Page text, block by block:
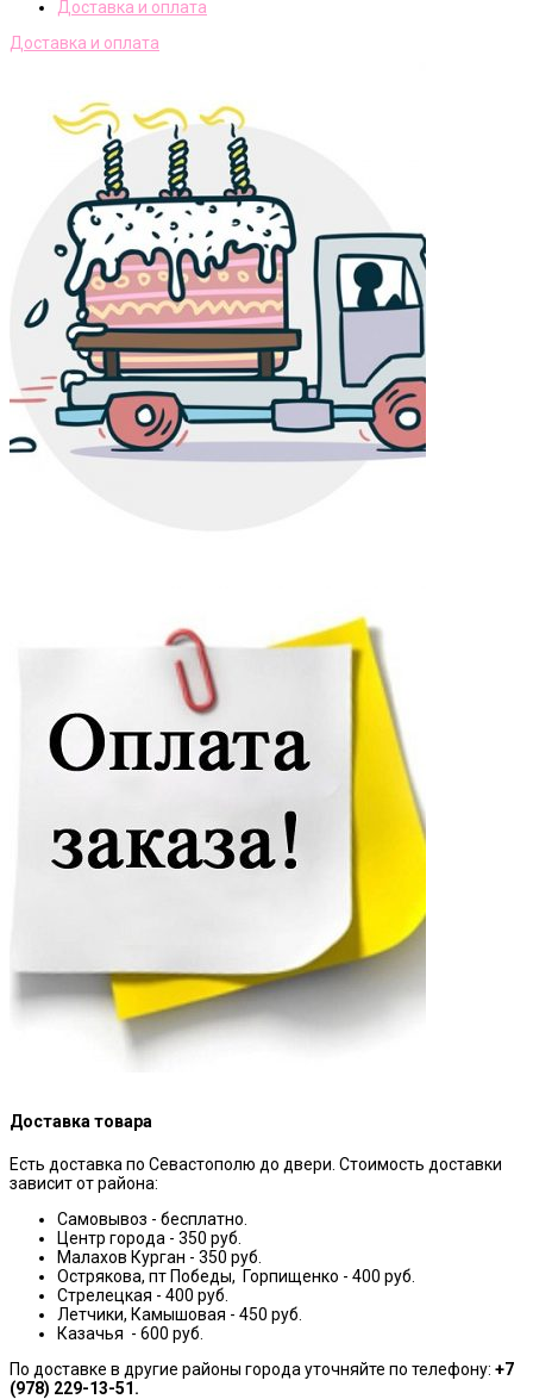
Доставка и оплата
Доставка и оплата
Доставка товара
Есть доставка по Севастополю до двери. Стоимость доставки
зависит от района:
Самовывоз - бесплатно.
Центр города - 350 руб.
Малахов Курган - 350 руб.
Острякова, пт Победы, Горпищенко - 400 руб.
Стрелецкая - 400 руб.
Летчики, Камышовая - 450 руб.
Казачья - 600 руб.
По доставке в другие районы города уточняйте по телефону: +7
(978) 229-13-51.